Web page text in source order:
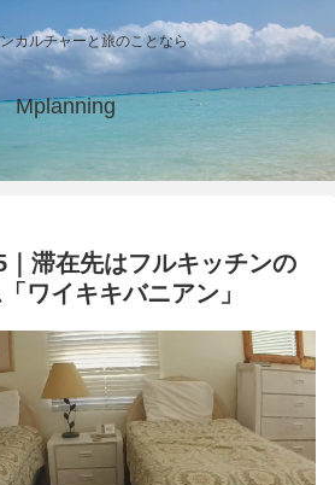
カルチャーと旅のことなら
Mplanning
滞在先はフルキッチンの
ワイキキバニアン」